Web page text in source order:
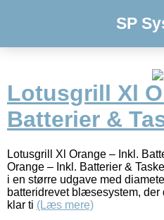
SP
Lotusgrill Xl
Batterier &
Lotusgrill Xl Orange – Inkl.
Orange – Inkl. Batterier &
i en større udgave med
batteridrevet blæsesystem, der
klar ti (Læs mere)